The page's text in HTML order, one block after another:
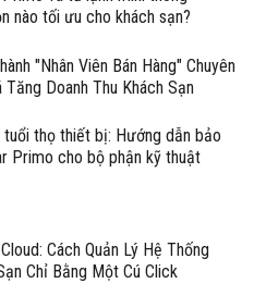
nào tối ưu cho khách sạn?
"Nhân Viên Bán Hàng" Chuyên
Tăng Doanh Thu Khách Sạn
tuổi thọ thiết bị: Hướng dẫn bảo
Primo cho bộ phận kỹ thuật
Cách Quản Lý Hệ Thống
Chỉ Bằng Một Cú Click